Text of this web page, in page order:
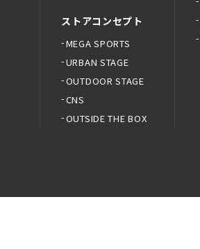
ストアコンセプト
MEGA SPORTS
URBAN STAGE
OUTDOOR STAGE
CNS
OUTSIDE THE BOX